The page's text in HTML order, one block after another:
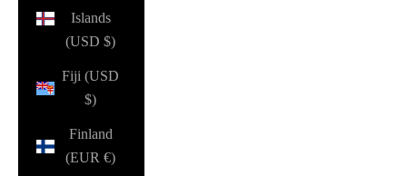
Islands
(USD $)
Fiji (USD
$)
Finland
(EUR €)